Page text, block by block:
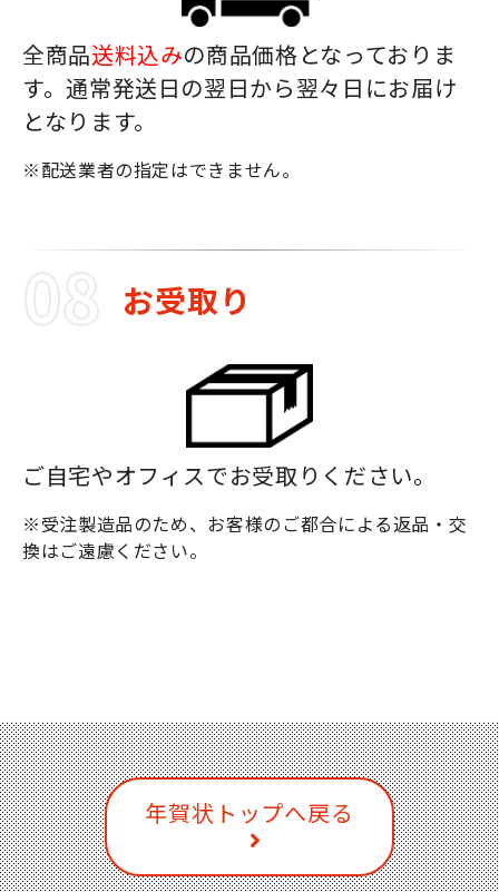
全商品送料込みの商品価格となっておりま
す。通常発送日の翌日から翌々日にお届け
となります。
※配送業者の指定はできません。
お受取り
ご自宅やオフィスでお受取りください。
※受注製造品のため、お客様のご都合による返品・交
換はご遠慮ください。
年賀状トップへ戻る